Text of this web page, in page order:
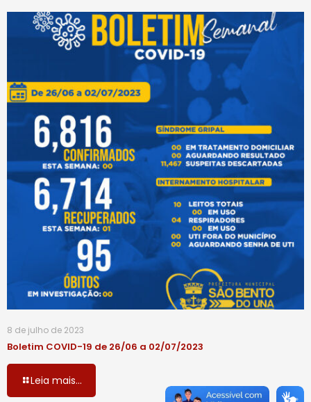
8 de julho de 2023
Boletim COVID-19 de 26/06 a 02/07/2023
Leia mais...